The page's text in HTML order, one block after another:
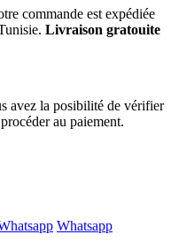
commande est expédiée
Livraison gratouite
avez la posibilité de vérifier
au paiement.
Whatsapp